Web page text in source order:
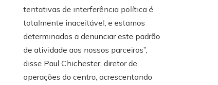
tentativas de interferência política é
totalmente inaceitável, e estamos
determinados a denunciar este padrão
de atividade aos nossos parceiros”,
disse Paul Chichester, diretor de
operações do centro, acrescentando